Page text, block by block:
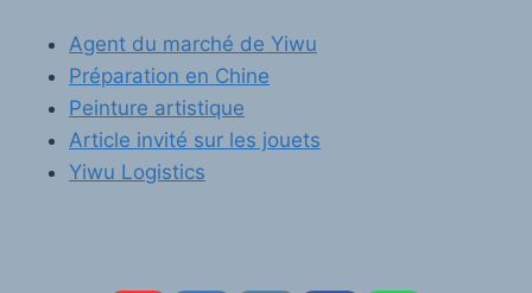
Agent du marché de Yiwu
Préparation en Chine
Peinture artistique
Article invité sur les jouets
Yiwu Logistics